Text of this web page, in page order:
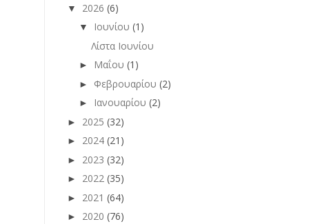
▼ 2026 (6)
▼ Ιουνίου (1)
Λίστα Ιουνίου
► Μαΐου (1)
► Φεβρουαρίου (2)
► Ιανουαρίου (2)
► 2025 (32)
► 2024 (21)
► 2023 (32)
► 2022 (35)
► 2021 (64)
► 2020 (76)